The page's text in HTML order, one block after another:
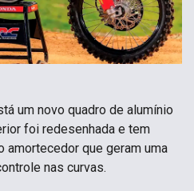
um novo quadro de alumínio
foi redesenhada e tem
que geram uma
nas curvas.